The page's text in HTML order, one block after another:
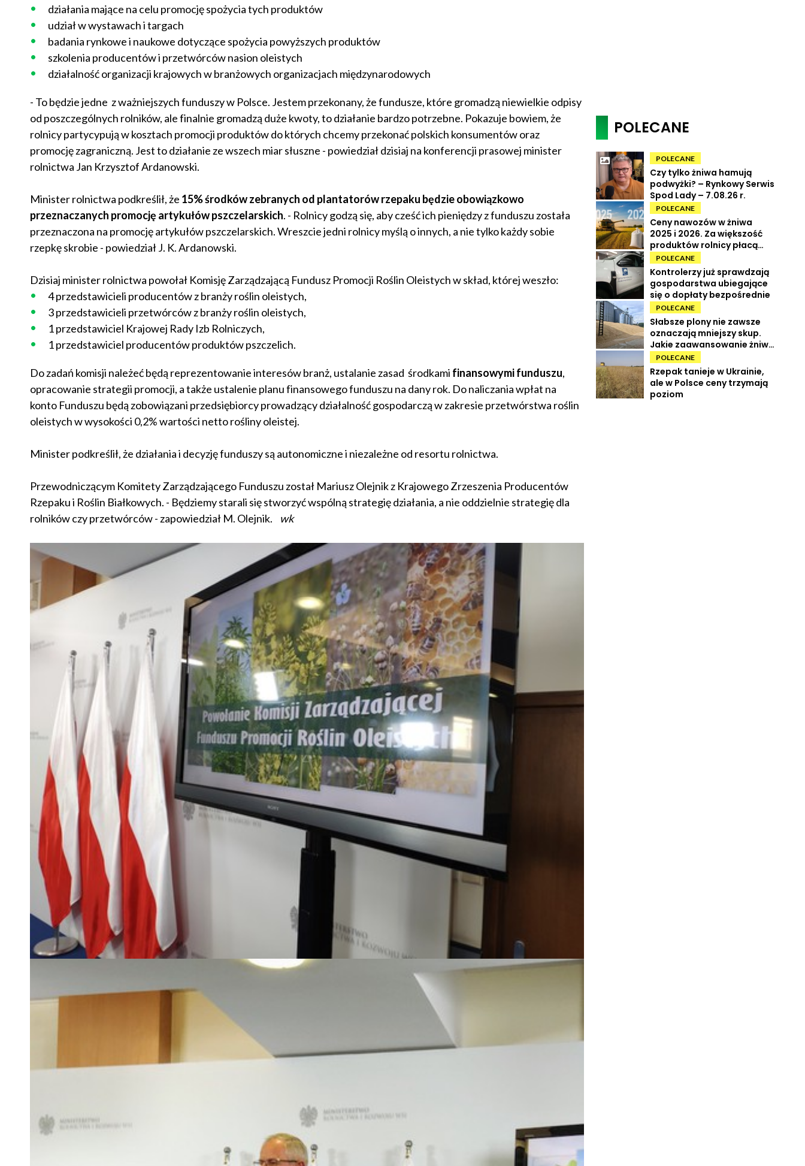
działania mające na celu promocję spożycia tych produktów
udział w wystawach i targach
badania rynkowe i naukowe dotyczące spożycia powyższych produktów
szkolenia producentów i przetwórców nasion oleistych
działalność organizacji krajowych w branżowych organizacjach międzynarodowych
- To będzie jedne z ważniejszych funduszy w Polsce. Jestem przekonany, że fundusze, które gromadzą niewielkie odpisy
od poszczególnych rolników, ale finalnie gromadzą duże kwoty, to działanie bardzo potrzebne. Pokazuje bowiem, że
rolnicy partycypują w kosztach promocji produktów do których chcemy przekonać polskich konsumentów oraz
promocję zagraniczną. Jest to działanie ze wszech miar słuszne - powiedział dzisiaj na konferencji prasowej minister
rolnictwa Jan Krzysztof Ardanowski.
Minister rolnictwa podkreślił, że 15% środków zebranych od plantatorów rzepaku będzie obowiązkowo
przeznaczanych promocję artykułów pszczelarskich. - Rolnicy godzą się, aby cześć ich pieniędzy z funduszu została
przeznaczona na promocję artykułów pszczelarskich. Wreszcie jedni rolnicy myślą o innych, a nie tylko każdy sobie
rzepkę skrobie - powiedział J. K. Ardanowski.
Dzisiaj minister rolnictwa powołał Komisję Zarządzającą Fundusz Promocji Roślin Oleistych w skład, której weszło:
4 przedstawicieli producentów z branży roślin oleistych,
3 przedstawicieli przetwórców z branży roślin oleistych,
1 przedstawiciel Krajowej Rady Izb Rolniczych,
1 przedstawiciel producentów produktów pszczelich.
Do zadań komisji należeć będą reprezentowanie interesów branż, ustalanie zasad środkami finansowymi funduszu,
opracowanie strategii promocji, a także ustalenie planu finansowego funduszu na dany rok. Do naliczania wpłat na
konto Funduszu będą zobowiązani przedsiębiorcy prowadzący działalność gospodarczą w zakresie przetwórstwa roślin
oleistych w wysokości 0,2% wartości netto rośliny oleistej.
Minister podkreślił, że działania i decyzję funduszy są autonomiczne i niezależne od resortu rolnictwa.
Przewodniczącym Komitety Zarządzającego Funduszu został Mariusz Olejnik z Krajowego Zrzeszenia Producentów
Rzepaku i Roślin Białkowych. - Będziemy starali się stworzyć wspólną strategię działania, a nie oddzielnie strategię dla
rolników czy przetwórców - zapowiedział M. Olejnik.
wk
POLECANE
POLECANE
Czy tylko żniwa hamują
podwyżki? – Rynkowy Serwis
Spod Lady – 7.08.26 r.
POLECANE
Ceny nawozów w żniwa
2025 i 2026. Za większość
produktów rolnicy płacą
więcej
POLECANE
Kontrolerzy już sprawdzają
gospodarstwa ubiegające
się o dopłaty bezpośrednie
POLECANE
Słabsze plony nie zawsze
oznaczają mniejszy skup.
Jakie zaawansowanie żniw i
ile kosztują zboża?
POLECANE
Rzepak tanieje w Ukrainie,
ale w Polsce ceny trzymają
poziom